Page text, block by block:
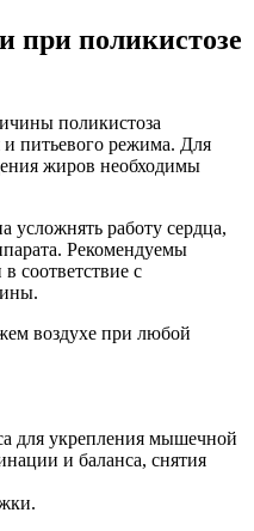
при поликистозе
поликистоза
и питьевого режима. Для
жиров необходимы
усложнять работу сердца,
Рекомендуемы
соответствие с
воздухе при любой
для укрепления мышечной
и баланса, снятия